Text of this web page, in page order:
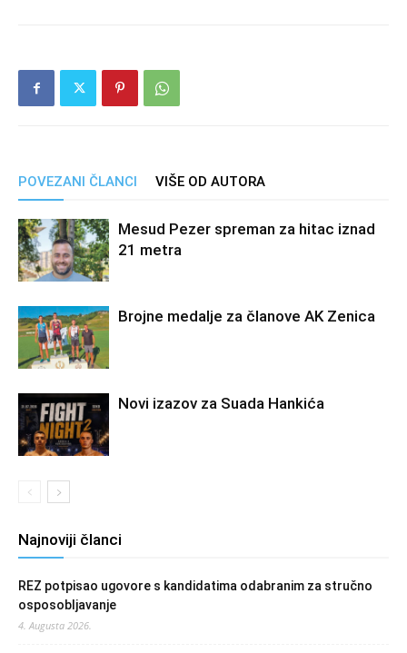
POVEZANI ČLANCI VIŠE OD AUTORA
Mesud Pezer spreman za hitac iznad
21 metra
Brojne medalje za članove AK Zenica
Novi izazov za Suada Hankića
Najnoviji članci
REZ potpisao ugovore s kandidatima odabranim za stručno
osposobljavanje
4. Augusta 2026.